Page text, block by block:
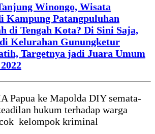
Winongo, Wisata
Kampung Patangpuluhan
di Tengah Kota? Di Sini Saja,
Kelurahan Gunungketur
Targetnya jadi Juara Umum
Papua ke Mapolda DIY semata-
hukum terhadap warga
kelompok kriminal